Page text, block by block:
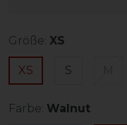
Größe: XS
XS S
Farbe: Walnut